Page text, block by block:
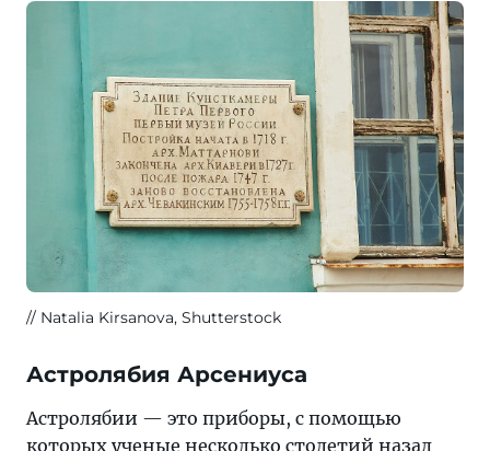
Natalia Kirsanova, Shutterstock
Астролябия Арсениуса
Астролябии — это приборы, с помощью
которых ученые несколько столетий назад